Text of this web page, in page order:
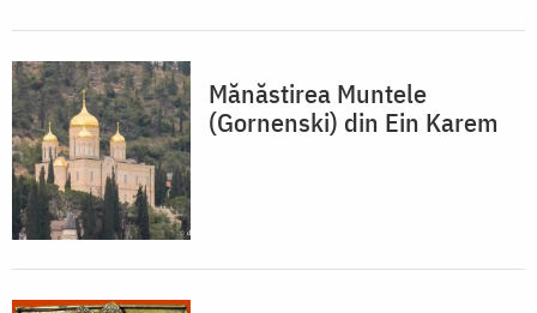
Mănăstirea Muntele
(Gornenski) din Ein Karem